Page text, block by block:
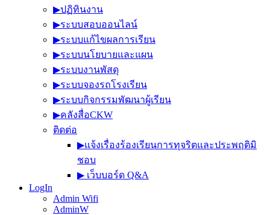
▶︎ปฏิทินงาน
▶︎ระบบสอบออนไลน์
▶︎ระบบแก้ไขผลการเรียน
▶︎ระบบนโยบายและแผน
▶︎ระบบงานพัสดุ
▶︎ระบบจองรถโรงเรียน
▶︎ระบบกิจกรรมพัฒนาผู้เรียน
▶︎คลังสื่อCKW
ติดต่อ
▶︎แจ้งเรื่องร้องเรียนการทุจริตและประพฤติมิ
ชอบ
▶︎ เว็บบอร์ด Q&A
LogIn
Admin Wifi
AdminW